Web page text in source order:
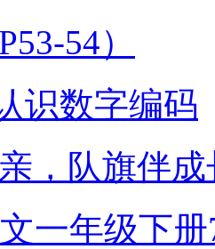
54）
识数字编码
，队旗伴成
一年级下册